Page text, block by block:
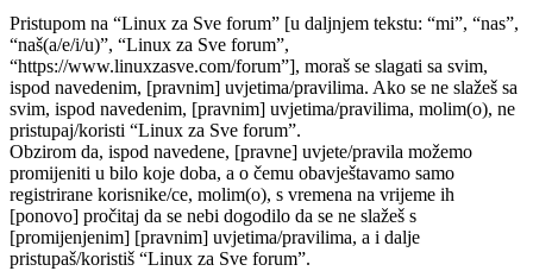
Pristupom na “Linux za Sve forum” [u daljnjem tekstu: “mi”, “nas”,
“naš(a/e/i/u)”, “Linux za Sve forum”,
“https://www.linuxzasve.com/forum”], moraš se slagati sa svim,
ispod navedenim, [pravnim] uvjetima/pravilima. Ako se ne slažeš sa
svim, ispod navedenim, [pravnim] uvjetima/pravilima, molim(o), ne
pristupaj/koristi “Linux za Sve forum”.
Obzirom da, ispod navedene, [pravne] uvjete/pravila možemo
promijeniti u bilo koje doba, a o čemu obavještavamo samo
registrirane korisnike/ce, molim(o), s vremena na vrijeme ih
[ponovo] pročitaj da se nebi dogodilo da se ne slažeš s
[promijenjenim] [pravnim] uvjetima/pravilima, a i dalje
pristupaš/koristiš “Linux za Sve forum”.